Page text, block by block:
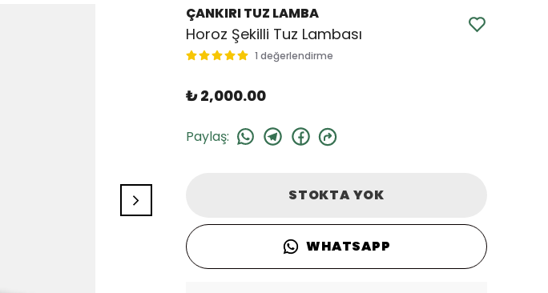
ÇANKIRI TUZ LAMBA
Horoz Şekilli Tuz Lambası
1 değerlendirme
₺ 2,000.00
Paylaş:
STOKTA YOK
WHATSAPP